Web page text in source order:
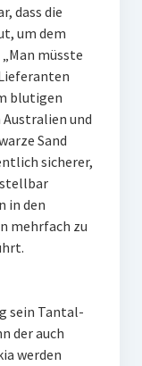
dass die
um dem
müsste
blutigen
und
Sand
sicherer,
in den
mehrfach zu
sein Tantal-
der auch
werden